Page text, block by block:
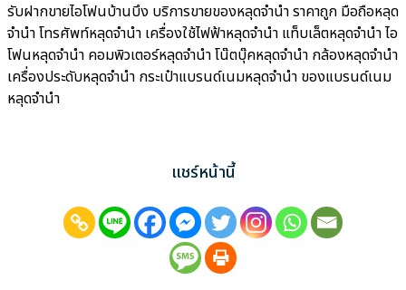
รับฝากขายไอโฟนบ้านบึง บริการขายของหลุดจำนำ ราคาถูก มือถือหลุด
จำนำ โทรศัพท์หลุดจำนำ เครื่องใช้ไฟฟ้าหลุดจำนำ แท็บเล็ตหลุดจำนำ ไอ
โฟนหลุดจำนำ คอมพิวเตอร์หลุดจำนำ โน๊ตบุ๊คหลุดจำนำ กล้องหลุดจำนำ
เครื่องประดับหลุดจำนำ กระเป๋าแบรนด์เนมหลุดจำนำ ของแบรนด์เนม
หลุดจำนำ
แชร์หน้านี้